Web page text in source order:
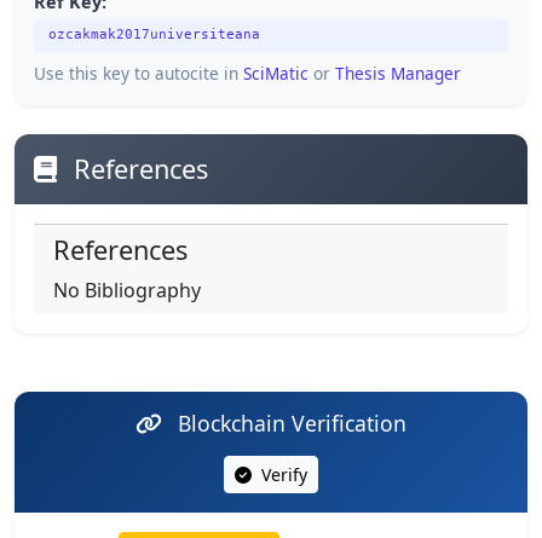
ozcakmak2017universiteana
Use this key to autocite in SciMatic or Thesis Manager
References
References
No Bibliography
Blockchain Verification
Verify